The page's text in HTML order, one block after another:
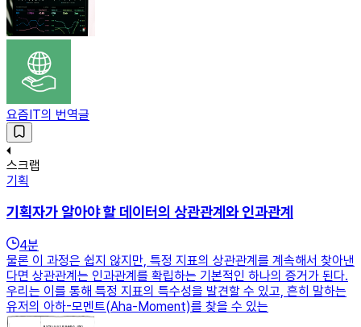
요즘IT의 번역글
스크랩
기획
기획자가 알아야 할 데이터의 상관관계와 인과관계
4분
물론 이 과정은 쉽지 않지만, 특정 지표의 상관관계를 계속해서 찾아낸
다면 상관관계는 인과관계를 확립하는 기본적인 하나의 증거가 된다.
우리는 이를 통해 특정 지표의 특수성을 발견할 수 있고, 흔히 말하는
유저의 아하-모멘트(Aha-Moment)를 찾을 수 있는